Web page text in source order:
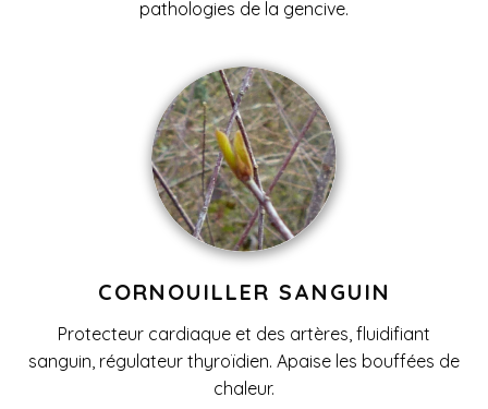
pathologies de la gencive.
CORNOUILLER SANGUIN
Protecteur cardiaque et des artères, fluidifiant
sanguin, régulateur thyroïdien. Apaise les bouffées de
chaleur.